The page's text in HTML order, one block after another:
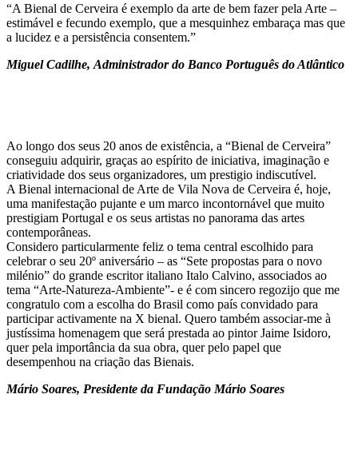
“A Bienal de Cerveira é exemplo da arte de bem fazer pela Arte –
estimável e fecundo exemplo, que a mesquinhez embaraça mas que
a lucidez e a persistência consentem.”
Miguel Cadilhe, Administrador do Banco Português do Atlântico
Ao longo dos seus 20 anos de existência, a “Bienal de Cerveira”
conseguiu adquirir, graças ao espírito de iniciativa, imaginação e
criatividade dos seus organizadores, um prestigio indiscutível.
A Bienal internacional de Arte de Vila Nova de Cerveira é, hoje,
uma manifestação pujante e um marco incontornável que muito
prestigiam Portugal e os seus artistas no panorama das artes
contemporâneas.
Considero particularmente feliz o tema central escolhido para
celebrar o seu 20º aniversário – as “Sete propostas para o novo
milénio” do grande escritor italiano Italo Calvino, associados ao
tema “Arte-Natureza-Ambiente”- e é com sincero regozijo que me
congratulo com a escolha do Brasil como país convidado para
participar activamente na X bienal. Quero também associar-me à
justíssima homenagem que será prestada ao pintor Jaime Isidoro,
quer pela importância da sua obra, quer pelo papel que
desempenhou na criação das Bienais.
Mário Soares, Presidente da Fundação Mário Soares